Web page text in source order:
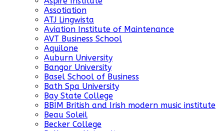
Assotiation
ATJ Lingwista
Aviation Institute of Maintenance
AVT Business School
Aquilone
Auburn University
Bangor University
Basel School of Business
Bath Spa University
Bay State College
BBIM British and Irish modern music institute
Beau Soleil
Becker College